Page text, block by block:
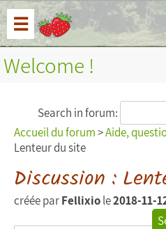
☰
Welcome !
Search in forum:
Accueil du forum>Aide,
Lenteur du site
Discussion :
créée parFellixiole2018-11-